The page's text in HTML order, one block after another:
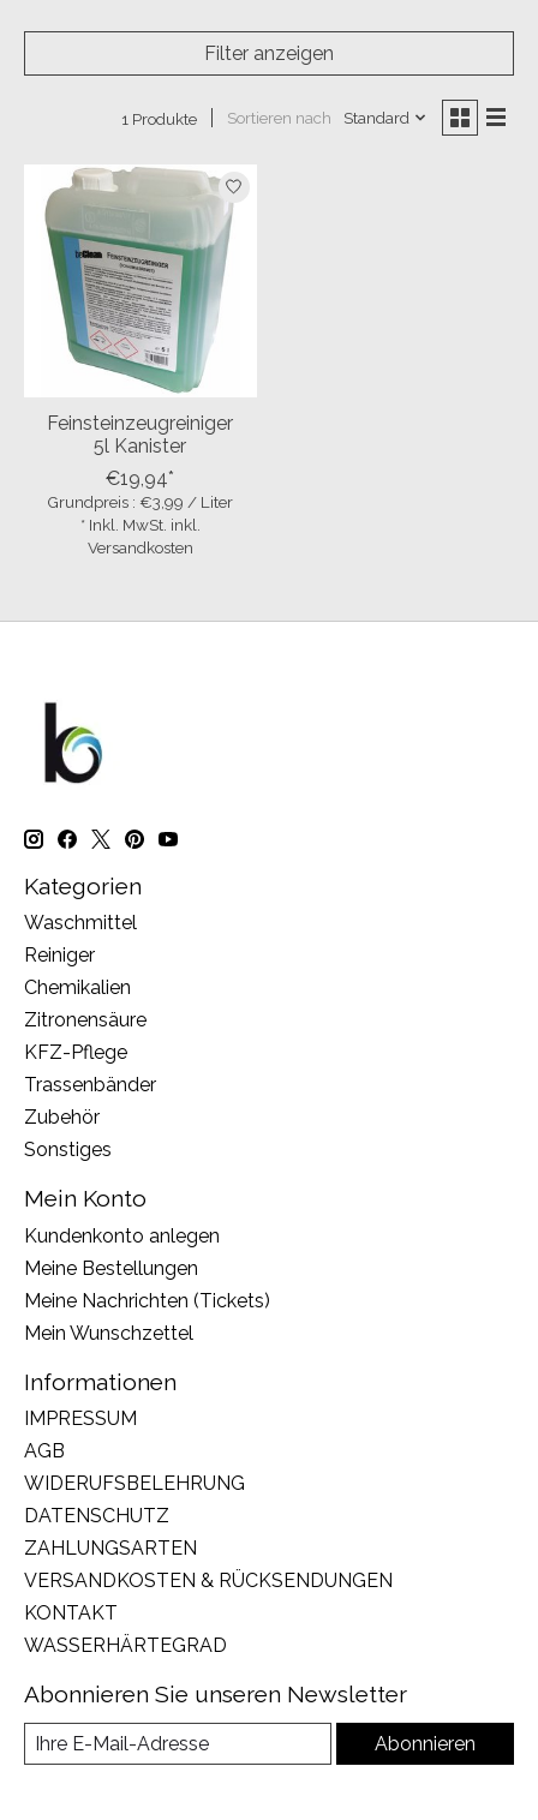
Filter anzeigen
1 Produkte Sortieren nach Standard
Feinsteinzeugreiniger
5l Kanister
€19,94*
Grundpreis : €3,99 / Liter
* Inkl. MwSt. inkl.
Versandkosten
Kategorien
Waschmittel
Reiniger
Chemikalien
Zitronensäure
KFZ-Pflege
Trassenbänder
Zubehör
Sonstiges
Mein Konto
Kundenkonto anlegen
Meine Bestellungen
Meine Nachrichten (Tickets)
Mein Wunschzettel
Informationen
IMPRESSUM
AGB
WIDERUFSBELEHRUNG
DATENSCHUTZ
ZAHLUNGSARTEN
VERSANDKOSTEN & RÜCKSENDUNGEN
KONTAKT
WASSERHÄRTEGRAD
Abonnieren Sie unseren Newsletter
Abonnieren